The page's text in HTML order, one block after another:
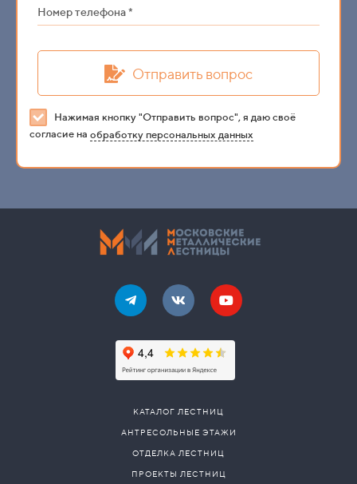
Номер телефона *
Отправить вопрос
Нажимая кнопку "Отправить вопрос", я даю своё
согласие на обработку персональных данных
КАТАЛОГ ЛЕСТНИЦ
АНТРЕСОЛЬНЫЕ ЭТАЖИ
ОТДЕЛКА ЛЕСТНИЦ
ПРОЕКТЫ ЛЕСТНИЦ